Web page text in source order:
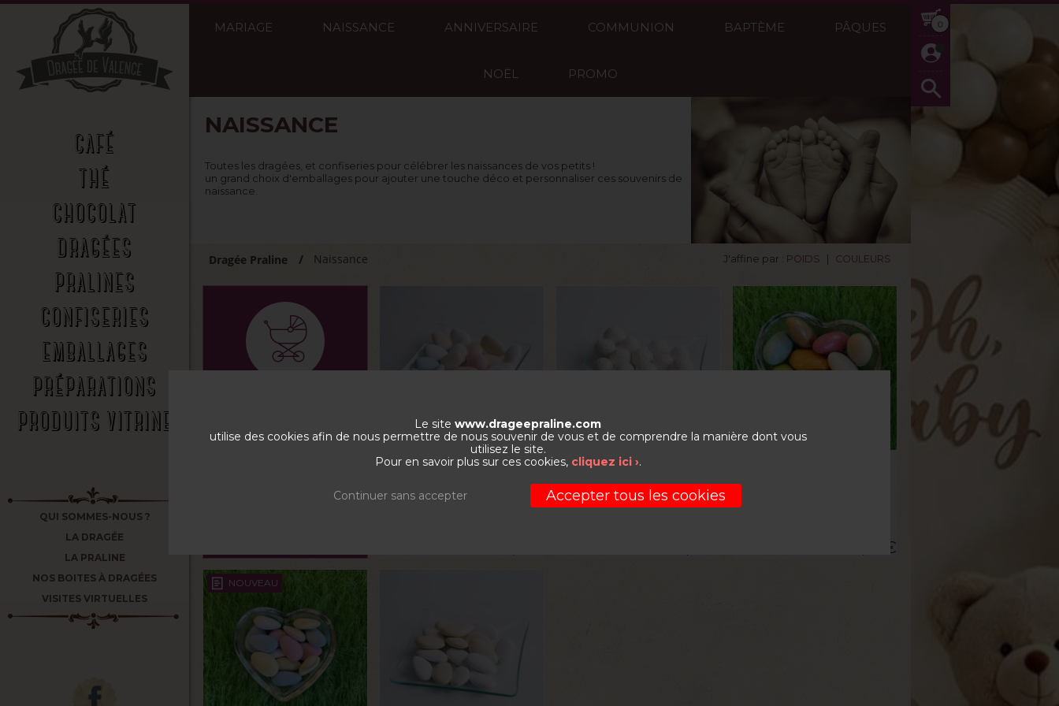
CAFÉ
THÉ
CHOCOLAT
DRAGÉES
PRALINES
CONFISERIES
EMBALLAGES
PRÉPARATIONS
PRODUITS VITRINE
QUI SOMMES-NOUS ?
LA DRAGÉE
LA PRALINE
NOS BOITES À DRAGÉES
VISITES VIRTUELLES
0
MARIAGE NAISSANCE ANNIVERSAIRE COMMUNION BAPTÈME PÂQUES
NOËL PROMO
NAISSANCE
Toutes les dragées, et confiseries pour célébrer les naissances de vos petits !
un grand choix d'emballages pour ajouter une touche déco et personnaliser ces souvenirs de
naissance.
Dragée Praline Naissance J'affine par : POIDS COULEURS
Un moment inoubliable
Dragée Amande de
La boite de 1kg
VOIR LE PRODUIT
La dragée choconoisette
La boite de 1kg
VOIR LE PRODUIT
€
VOIR LE PRODUIT
NOUVEAU
Le site www.drageepraline.com
utilise des cookies afin de nous permettre de nous souvenir de vous et de comprendre la manière dont vous
utilisez le site.
Pour en savoir plus sur ces cookies, cliquez ici ›.
Continuer sans accepter Accepter tous les cookies